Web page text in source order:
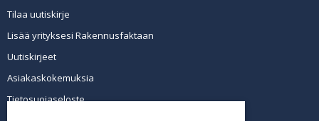
Tilaa uutiskirje
Lisää yrityksesi Rakennusfaktaan
Uutiskirjeet
Asiakaskokemuksia
Tietosuojaseloste